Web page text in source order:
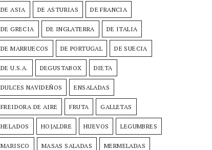
DE ASIA DE ASTURIAS DE FRANCIA
DE GRECIA DE INGLATERRA DE ITALIA
DE MARRUECOS DE PORTUGAL DE SUECIA
DE U.S.A. DEGUSTABOX DIETA
DULCES NAVIDEÑOS ENSALADAS
FREIDORA DE AIRE FRUTA GALLETAS
HELADOS HOJALDRE HUEVOS LEGUMBRES
MARISCO MASAS SALADAS MERMELADAS